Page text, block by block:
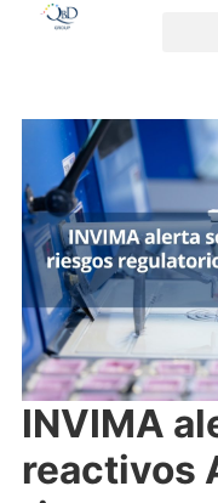
INVIMA
reactivos